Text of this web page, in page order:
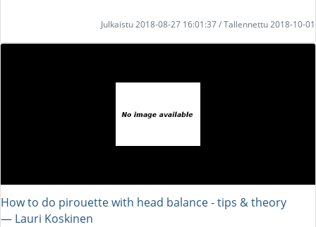
Julkaistu 2018-08-27 16:01:37 / Tallennettu 2018-10-01
How to do pirouette with head balance - tips & theory
― Lauri Koskinen